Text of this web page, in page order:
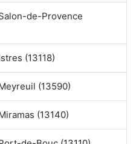
de-Provence
(13118)
(13590)
(13140)